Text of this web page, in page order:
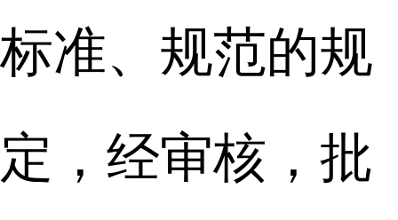
标准、规范的规
定，经审核，批